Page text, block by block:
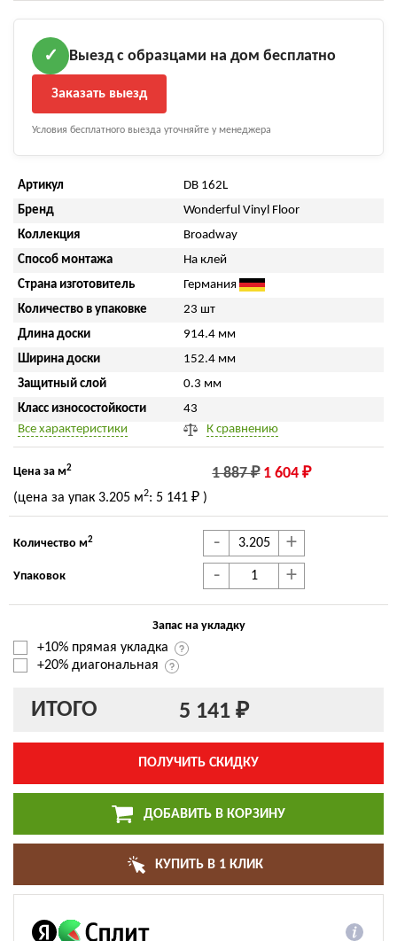
✓ Выезд с образцами на дом бесплатно
Заказать выезд
Условия бесплатного выезда уточняйте у менеджера
Артикул
DB 162L
Бренд
Wonderful Vinyl Floor
Коллекция
Broadway
Способ монтажа
На клей
Страна изготовитель
Германия
Количество в упаковке
23 шт
Длина доски
914.4 мм
Ширина доски
152.4 мм
Защитный слой
0.3 мм
Класс износостойкости
43
Все характеристики
К сравнению
Цена за м2 1 887 ₽ 1 604 ₽
(цена за упак 3.205 м2: 5 141 ₽ )
Количество м2 - +
Упаковок - +
Запас на укладку
+10% прямая укладка
+20% диагональная
ИТОГО 5 141 ₽
ПОЛУЧИТЬ СКИДКУ
ДОБАВИТЬ В КОРЗИНУ
КУПИТЬ В 1 КЛИК